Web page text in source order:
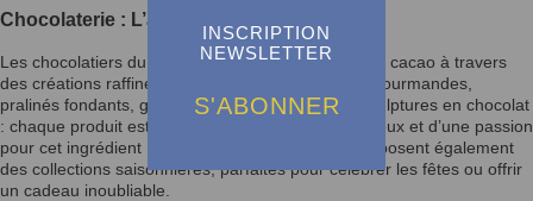
INSCRIPTION
NEWSLETTER
S'ABONNER
Chocolaterie : L’art du cacao sublimé
Les chocolatiers du Bassin d’Arcachon subliment le cacao à travers
des créations raffinées et audacieuses. Tablettes gourmandes,
pralinés fondants, ganaches subtiles ou encore sculptures en chocolat
: chaque produit est le fruit d’un savoir-faire minutieux et d’une passion
pour cet ingrédient noble. Certaines boutiques proposent également
des collections saisonnières, parfaites pour célébrer les fêtes ou offrir
un cadeau inoubliable.